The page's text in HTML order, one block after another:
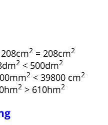
2 = 208cm2
2 < 500dm2
2 < 39800 cm2
2 > 610hm2